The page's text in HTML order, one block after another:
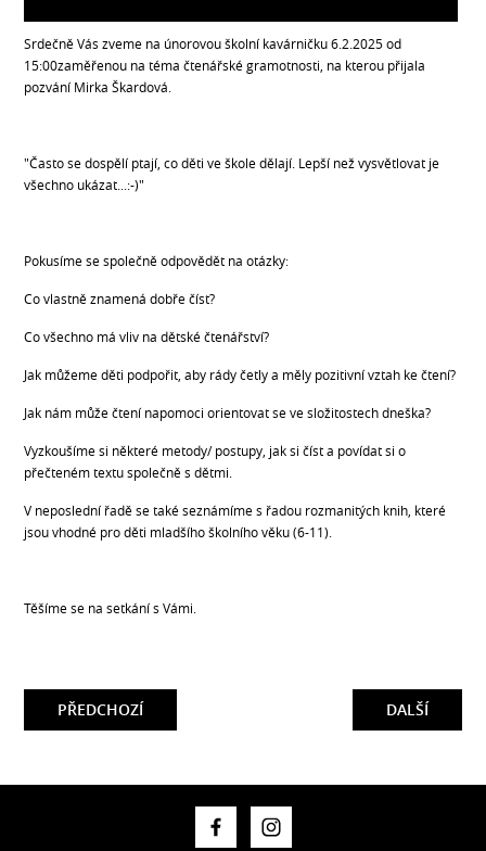
Srdečně Vás zveme na únorovou školní kavárničku 6.2.2025 od
15:00zaměřenou na téma čtenářské gramotnosti, na kterou přijala
pozvání Mirka Škardová.
"Často se dospělí ptají, co děti ve škole dělají. Lepší než vysvětlovat je
všechno ukázat...:-)"
Pokusíme se společně odpovědět na otázky:
Co vlastně znamená dobře číst?
Co všechno má vliv na dětské čtenářství?
Jak můžeme děti podpořit, aby rády četly a měly pozitivní vztah ke čtení?
Jak nám může čtení napomoci orientovat se ve složitostech dneška?
Vyzkoušíme si některé metody/ postupy, jak si číst a povídat si o
přečteném textu společně s dětmi.
V neposlední řadě se také seznámíme s řadou rozmanitých knih, které
jsou vhodné pro děti mladšího školního věku (6-11).
Těšíme se na setkání s Vámi.
DALŠÍ
PŘEDCHOZÍ